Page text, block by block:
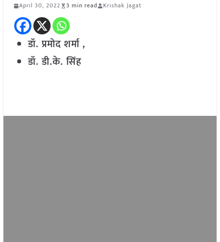
April 30, 2022 3 min read Krishak Jagat
डॉ. प्रमोद शर्मा ,
डॉ. डी.के. सिंह